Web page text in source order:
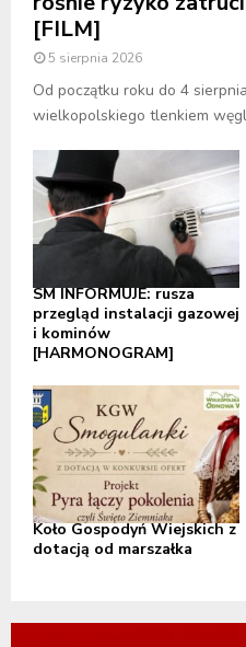
[FILM]
5 sierpnia 2026
Od początku roku do 4
wielkopolskiego tlenkiem
SM INFORMUJE: rusza
przegląd instalacji gazowej
i kominów
[HARMONOGRAM]
Koło Gospodyń Wiejskich z
dotacją od marszałka